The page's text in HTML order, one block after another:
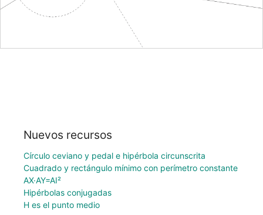
Nuevos recursos
Círculo ceviano y pedal e hipérbola circunscrita
Cuadrado y rectángulo mínimo con perímetro constante
AX·AY=AI²
Hipérbolas conjugadas
H es el punto medio